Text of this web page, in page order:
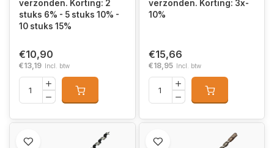
verzonden. Korting: 2
stuks 6% - 5 stuks 10% -
10 stuks 15%
€10,90
€13,19 Incl. btw
verzonden. Korting: 3x-
10%
€15,66
€18,95 Incl. btw